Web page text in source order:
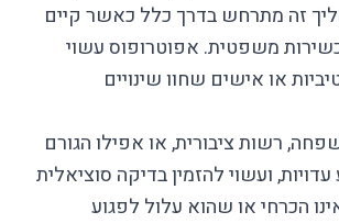
זה מתרחש בדרך כלל כאשר קיים
משפטית. אפוטרופוס עשוי
או אישים שחוו שינויים
רשות ציבורית, או אפילו הגורם
ועשוי להזמין בדיקה סוציאלית
הכרחי או שהוא עלול לפגוע